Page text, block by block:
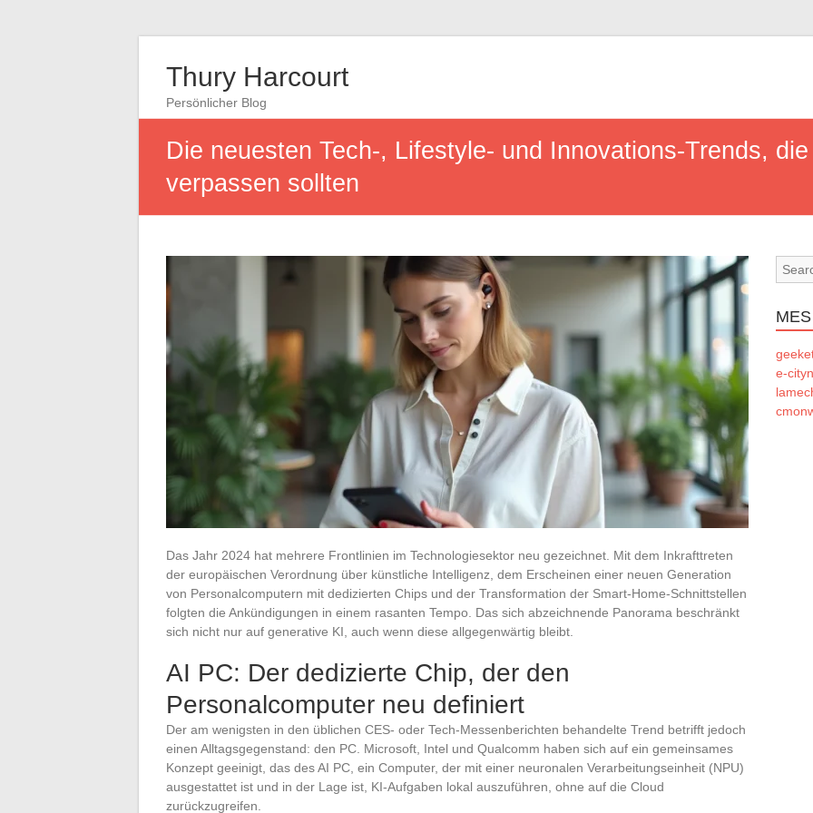
Thury Harcourt
Persönlicher Blog
Die neuesten Tech-, Lifestyle- und Innovations-Trends,
verpassen sollten
Das Jahr 2024 hat mehrere Frontlinien im Technologiesektor neu gezeichnet. Mit dem Inkrafttreten
der europäischen Verordnung über künstliche Intelligenz, dem Erscheinen einer neuen Generation
von Personalcomputern mit dedizierten Chips und der Transformation der Smart-Home-Schnittstellen
folgten die Ankündigungen in einem rasanten Tempo. Das sich abzeichnende Panorama beschränkt
sich nicht nur auf generative KI, auch wenn diese allgegenwärtig bleibt.
AI PC: Der dedizierte Chip, der den
Personalcomputer neu definiert
Der am wenigsten in den üblichen CES- oder Tech-Messenberichten behandelte Trend betrifft jedoch
einen Alltagsgegenstand: den PC. Microsoft, Intel und Qualcomm haben sich auf ein gemeinsames
Konzept geeinigt, das des AI PC, ein Computer, der mit einer neuronalen Verarbeitungseinheit (NPU)
ausgestattet ist und in der Lage ist, KI-Aufgaben lokal auszuführen, ohne auf die Cloud
zurückzugreifen.
e-